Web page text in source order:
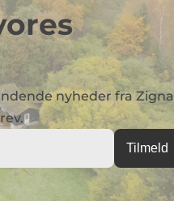
nyheder fra Zigna